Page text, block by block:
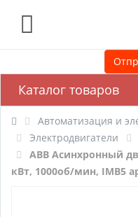
Каталог товаров
Автоматизация и
Электродвигатели
ABB Асинхронный
кВт, 1000об/мин, IMB5